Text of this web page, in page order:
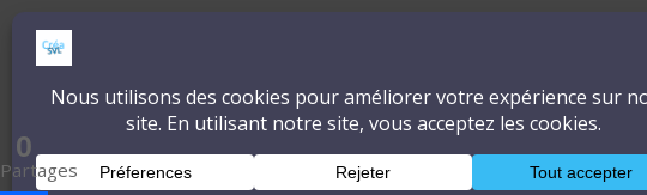
CréaSonVidéoLumière
DÉCOUVRONS ENSEMBLE L'ART ET LA TECHNIQUE
0
Partages